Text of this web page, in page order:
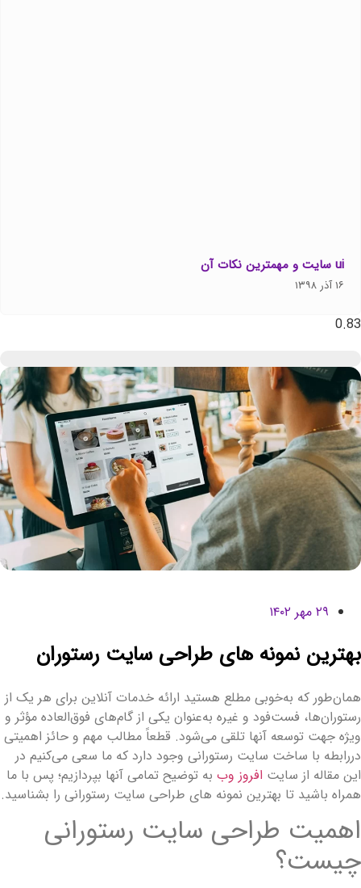
ui سایت و مهمترین نکات آن
۱۶ آذر ۱۳۹۸
۲۹ مهر ۱۴۰۲
بهترین نمونه های طراحی سایت رستوران
همان‌طور که به‌خوبی مطلع هستید ارائه خدمات آنلاین برای هر یک از
رستوران‌ها، فست‌فود و غیره به‌عنوان یکی از گام‌های فوق‌العاده مؤثر و
ویژه جهت توسعه آنها تلقی می‌شود. قطعاً مطالب مهم و حائز اهمیتی
دررابطه‌ با ساخت سایت رستورانی وجود دارد که ما سعی می‌کنیم در
این مقاله از سایت افروز وببه توضیح تمامی آنها بپردازیم؛ پس با ما
همراه باشید تا بهترین نمونه های طراحی سایت رستورانی را بشناسید.
اهمیت طراحی سایت رستورانی
چیست؟